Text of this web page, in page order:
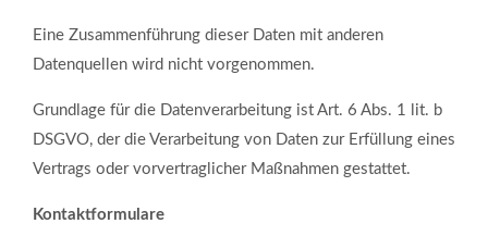
Eine Zusammenführung dieser Daten mit anderen
Datenquellen wird nicht vorgenommen.
Grundlage für die Datenverarbeitung ist Art. 6 Abs. 1 lit. b
DSGVO, der die Verarbeitung von Daten zur Erfüllung eines
Vertrags oder vorvertraglicher Maßnahmen gestattet.
Kontaktformulare